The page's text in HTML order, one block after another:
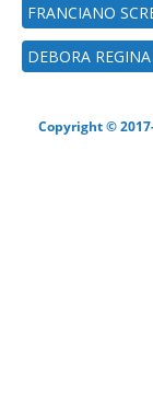
FRANCIANO
DEBORA
Copyright ©